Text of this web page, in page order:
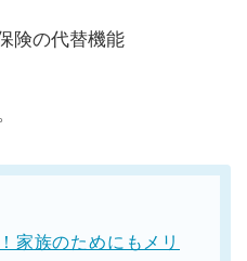
険の代替機能
家族のためにもメリ